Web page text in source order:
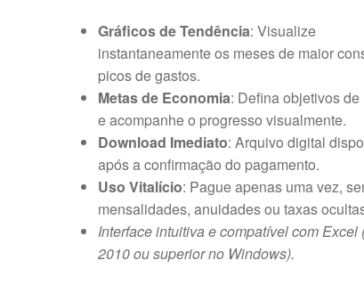
Gráficos de Tendência: Visualize
instantaneamente os meses de maior
picos de gastos.
Metas de Economia: Defina objetivos de
e acompanhe o progresso visualmente.
Download Imediato: Arquivo digital
após a confirmação do pagamento.
Uso Vitalício: Pague apenas uma vez,
mensalidades, anuidades ou taxas
Interface intuitiva e compatível com Excel
2010 ou superior no Windows).